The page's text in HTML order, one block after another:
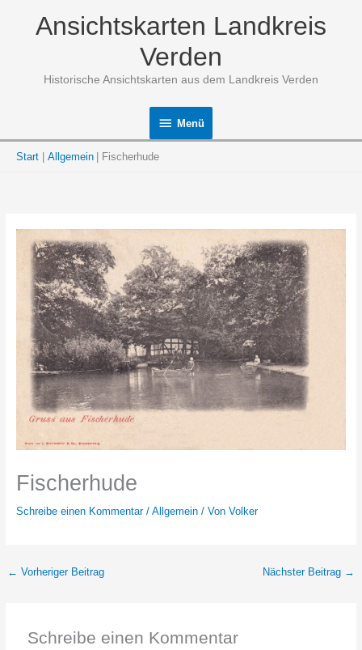
Ansichtskarten Landkreis
Verden
Historische Ansichtskarten aus dem Landkreis Verden
Menü
Menü
Start Allgemein Fischerhude
Fischerhude
Schreibe einen Kommentar / Allgemein/ Von Volker
← Vorheriger Beitrag Nächster Beitrag →
Schreibe einen Kommentar